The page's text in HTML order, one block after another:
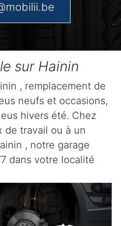
sur Hainin
, remplacement de
neufs et occasions,
hivers été. Chez
de travail ou à un
, notre garage
dans votre localité